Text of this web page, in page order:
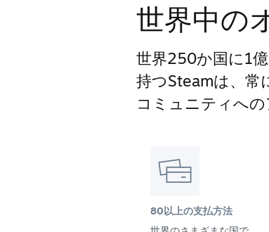
世界中の
世界250か国に1
持つSteamは、常
コミュニティへの
80以上の支払方法